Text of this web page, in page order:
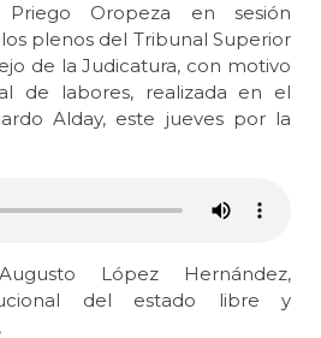
Priego Oropeza en sesión
plenos del Tribunal Superior
de la Judicatura, con motivo
de labores, realizada en el
Alday, este jueves por la
López Hernández,
del estado libre y